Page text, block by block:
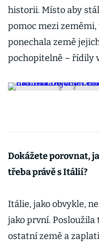
historii. Místo aby
pomoc mezi
ponechala země
pochopitelně – řídily
Dokážete porovnat,
třeba právě s Itálií?
Itálie, jako obvykle,
jako první.
ostatní země a